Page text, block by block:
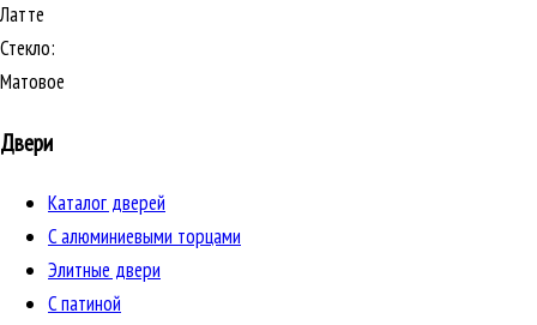
Латте
Стекло:
Матовое
Двери
Каталог дверей
C алюминиевыми торцами
Элитные двери
C патиной